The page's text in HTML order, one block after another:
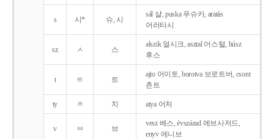
s 시* 슈, 시
sál 샬, puska 푸슈카, aratás
어러타시
sz ㅅ 스
alszik 얼시크, asztal 어스털, húsz
후스
t ㅌ 트
ajto 어이토, borotva 보로트버, csont
촌트
ty ㅊ 치 atya 어처
v ㅂ 브
vesz 베스, évszázad 에브사저드,
enyv 에니브